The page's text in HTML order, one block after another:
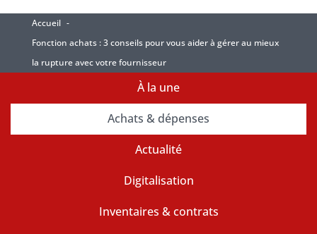
Accueil
Fonction achats : 3 conseils pour vous aider à gérer au mieux
la rupture avec votre fournisseur
À la une
Achats & dépenses
Actualité
Digitalisation
Inventaires & contrats